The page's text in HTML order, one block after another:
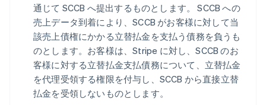
通じて SCCB へ提出するものとします。 SCCB への
売上データ到着により、SCCB がお客様に対して当
該売上債権にかかる立替払金を支払う債務を負うも
のとします。お客様は、Stripe に対し、SCCB のお
客様に対する立替払金支払債務について、立替払金
を代理受領する権限を付与し、SCCB から直接立替
払金を受領しないものとします。